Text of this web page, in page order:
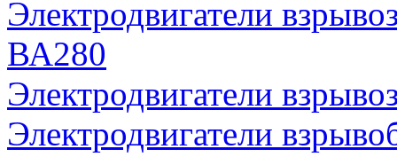
Электродвигатели
ВА280
Электродвигатели
Электродвигатели